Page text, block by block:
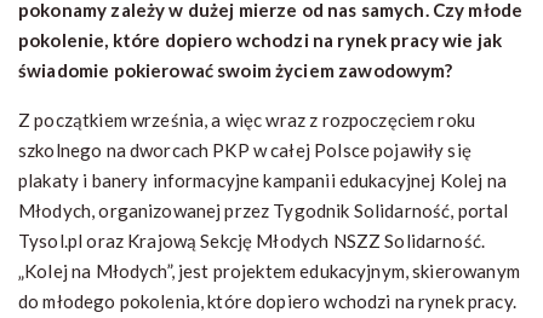
pokonamy zależy w dużej mierze od nas samych. Czy młode
pokolenie, które dopiero wchodzi na rynek pracy wie jak
świadomie pokierować swoim życiem zawodowym?
Z początkiem września, a więc wraz z rozpoczęciem roku
szkolnego na dworcach PKP w całej Polsce pojawiły się
plakaty i banery informacyjne kampanii edukacyjnej Kolej na
Młodych, organizowanej przez Tygodnik Solidarność, portal
Tysol.pl oraz Krajową Sekcję Młodych NSZZ Solidarność.
„Kolej na Młodych”, jest projektem edukacyjnym, skierowanym
do młodego pokolenia, które dopiero wchodzi na rynek pracy.